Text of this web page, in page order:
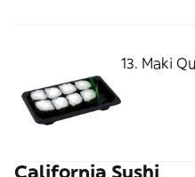
13. Maki
California Sushi